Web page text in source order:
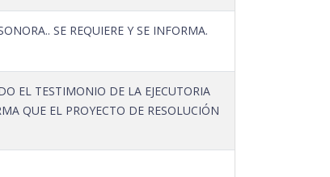
SE REQUIERE Y SE INFORMA.
EL TESTIMONIO DE LA EJECUTORIA
QUE EL PROYECTO DE RESOLUCIÓN